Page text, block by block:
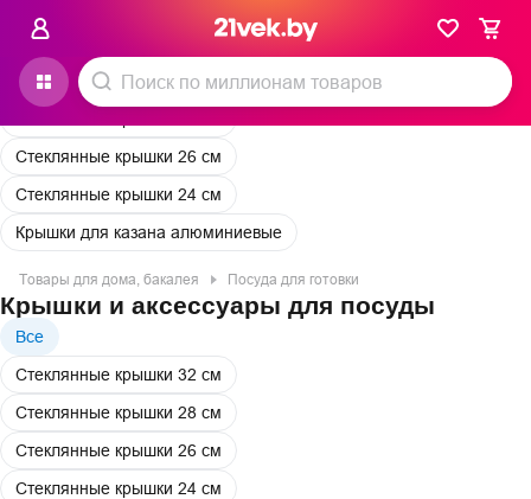
Все
Стеклянные крышки 32 см
Стеклянные крышки 26 см
Стеклянные крышки 24 см
Крышки для казана алюминиевые
Посуда для готовки
Товары для дома, бакалея
Крышки и аксессуары для посуды
Все
Стеклянные крышки 32 см
Стеклянные крышки 28 см
Стеклянные крышки 26 см
Стеклянные крышки 24 см